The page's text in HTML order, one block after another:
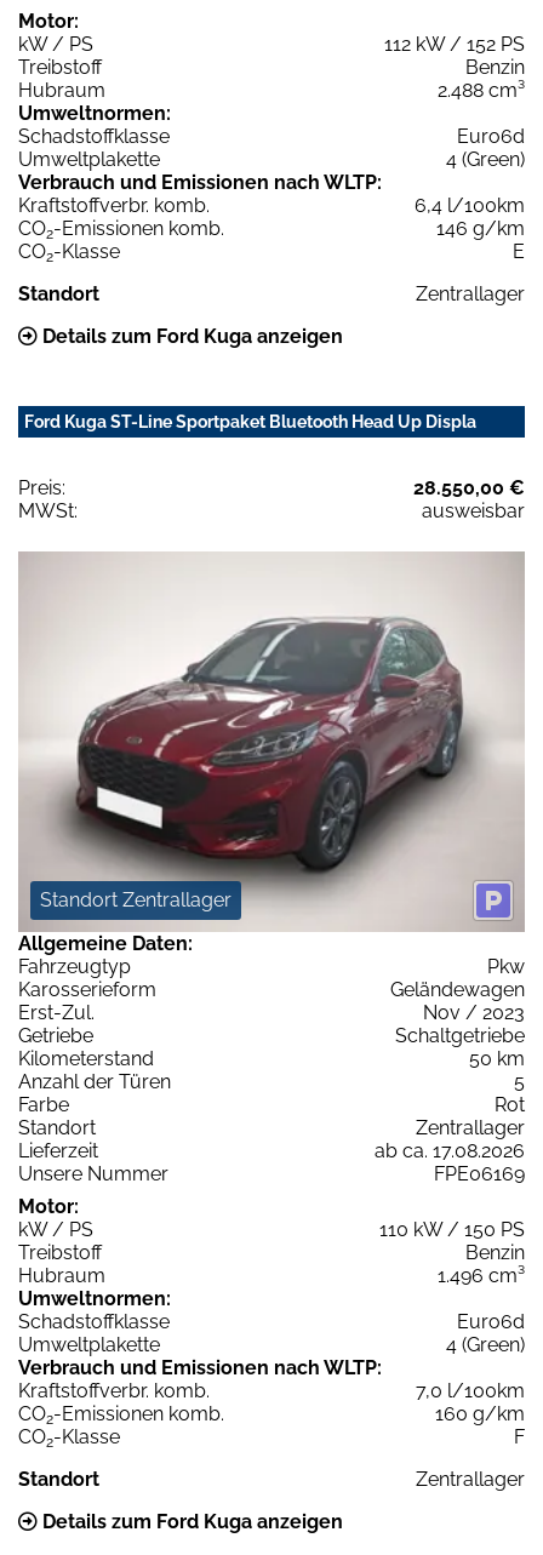
Motor:
kW / PS
112 kW / 152 PS
Treibstoff
Benzin
Hubraum
2.488 cm³
Umweltnormen:
Schadstoffklasse
Euro6d
Umweltplakette
4 (Green)
Verbrauch und Emissionen nach WLTP:
Kraftstoffverbr. komb.
6,4 l/100km
CO2-Emissionen komb.
146 g/km
CO2-Klasse
E
Standort
Zentrallager
Details zum Ford Kuga anzeigen
Ford Kuga ST-Line Sportpaket Bluetooth Head Up Displa
Preis:
28.550,00 €
MWSt:
ausweisbar
Standort Zentrallager
Allgemeine Daten:
Fahrzeugtyp
Pkw
Karosserieform
Geländewagen
Erst-Zul.
Nov / 2023
Getriebe
Schaltgetriebe
Kilometerstand
50 km
Anzahl der Türen
5
Farbe
Rot
Standort
Zentrallager
Lieferzeit
ab ca. 17.08.2026
Unsere Nummer
FPE06169
Motor:
kW / PS
110 kW / 150 PS
Treibstoff
Benzin
Hubraum
1.496 cm³
Umweltnormen:
Schadstoffklasse
Euro6d
Umweltplakette
4 (Green)
Verbrauch und Emissionen nach WLTP:
Kraftstoffverbr. komb.
7,0 l/100km
CO2-Emissionen komb.
160 g/km
CO2-Klasse
F
Standort
Zentrallager
Details zum Ford Kuga anzeigen